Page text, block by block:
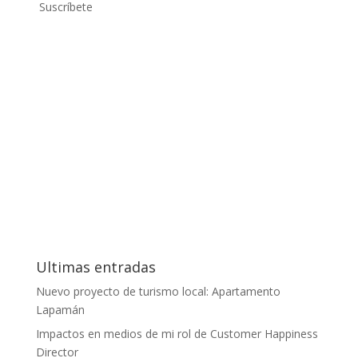
Suscríbete
Ultimas entradas
Nuevo proyecto de turismo local: Apartamento
Lapamán
Impactos en medios de mi rol de Customer Happiness
Director